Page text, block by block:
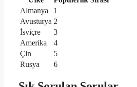
Almanya
1
Avusturya 2
İsviçre
3
Amerika
4
Çin
5
Rusya
6